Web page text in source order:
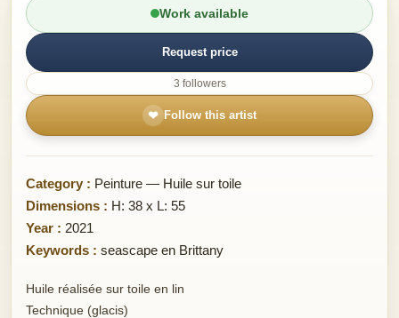
Work available
Request price
3 followers
❤ Follow this artist
Category : Peinture — Huile sur toile
Dimensions : H: 38 x L: 55
Year : 2021
Keywords : seascape en Brittany
Huile réalisée sur toile en lin
Technique (glacis)